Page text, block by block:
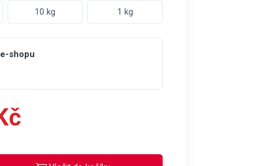
10 kg 1 kg
shopu